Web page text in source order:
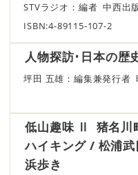
STVラジオ：編者 中西
ISBN:4-89115-107-2
人物探訪･日本の歴
坪田 五雄：編集兼発行
低山趣味 Ⅱ 猪名川
ハイキング / 松浦
浜歩き